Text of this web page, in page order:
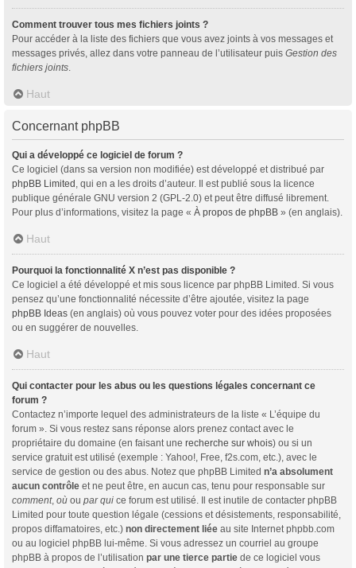
Comment trouver tous mes fichiers joints ?
Pour accéder à la liste des fichiers que vous avez joints à vos messages et
messages privés, allez dans votre panneau de l’utilisateur puis Gestion des
fichiers joints.
Haut
Concernant phpBB
Qui a développé ce logiciel de forum ?
Ce logiciel (dans sa version non modifiée) est développé et distribué par
phpBB Limited , qui en a les droits d’auteur. Il est publié sous la licence
publique générale GNU version 2 (GPL-2.0) et peut être diffusé librement.
Pour plus d’informations, visitez la page « À propos de phpBB » (en anglais).
Haut
Pourquoi la fonctionnalité X n’est pas disponible ?
Ce logiciel a été développé et mis sous licence par phpBB Limited. Si vous
pensez qu’une fonctionnalité nécessite d’être ajoutée, visitez la page
phpBB Ideas (en anglais) où vous pouvez voter pour des idées proposées
ou en suggérer de nouvelles.
Haut
Qui contacter pour les abus ou les questions légales concernant ce
forum ?
Contactez n’importe lequel des administrateurs de la liste « L’équipe du
forum ». Si vous restez sans réponse alors prenez contact avec le
propriétaire du domaine (en faisant une recherche sur whois) ou si un
service gratuit est utilisé (exemple : Yahoo!, Free, f2s.com, etc.), avec le
service de gestion ou des abus. Notez que phpBB Limited n’a absolument
aucun contrôle et ne peut être, en aucun cas, tenu pour responsable sur
comment, où ou par qui ce forum est utilisé. Il est inutile de contacter phpBB
Limited pour toute question légale (cessions et désistements, responsabilité,
propos diffamatoires, etc.) non directement liée au site Internet phpbb.com
ou au logiciel phpBB lui-même. Si vous adressez un courriel au groupe
phpBB à propos de l’utilisation par une tierce partie de ce logiciel vous